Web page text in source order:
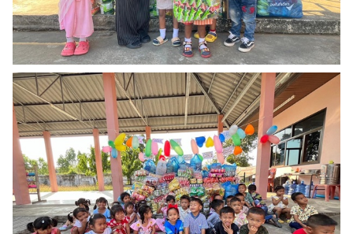
Search
for:
Search